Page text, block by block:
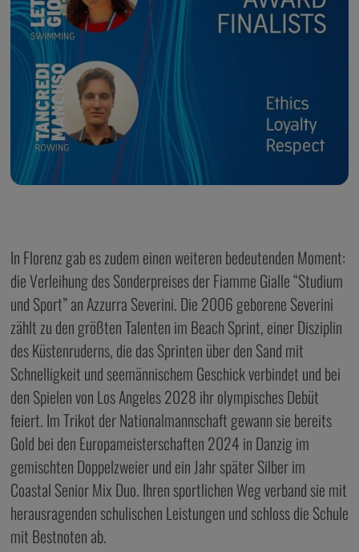
In Florenz gab es zudem einen weiteren bedeutenden Moment:
die Verleihung des Sonderpreises der Fiamme Gialle “Studium
und Sport” an Azzurra Severini. Die 2006 geborene Severini
zählt zu den größten Talenten im Beach Sprint, einer Disziplin
des Küstenruderns, die das Sprinten über den Sand mit
Schnelligkeit und seemännischem Geschick verbindet und bei
den Spielen von Los Angeles 2028 ihr olympisches Debüt
feiert. Im Trikot der Nationalmannschaft gewann sie bereits
Gold bei den Europameisterschaften 2024 in Danzig im
gemischten Doppelzweier und ein Jahr später Silber im
Coastal Senior Mix Duo. Ihren sportlichen Weg verband sie mit
herausragenden schulischen Leistungen und schloss die Schule
mit Bestnoten ab.